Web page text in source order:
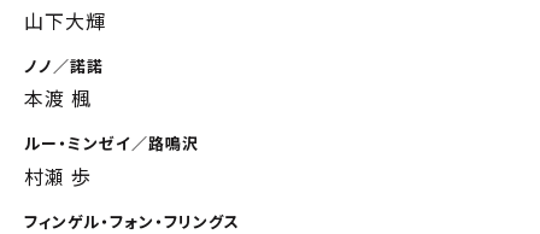
山下大輝
ノノ／諾諾
本渡 楓
ルー・ミンゼイ／路鳴沢
村瀬 歩
フィンゲル・フォン・フリングス